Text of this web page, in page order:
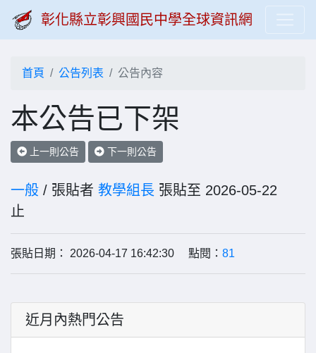
彰化縣立彰興國民中學全球資訊網
首頁 公告列表 公告內容
本公告已下架
上一則公告 下一則公告
一般 / 張貼者 教學組長 張貼至 2026-05-22
止
張貼日期： 2026-04-17 16:42:30 點閱： 81
近月內熱門公告